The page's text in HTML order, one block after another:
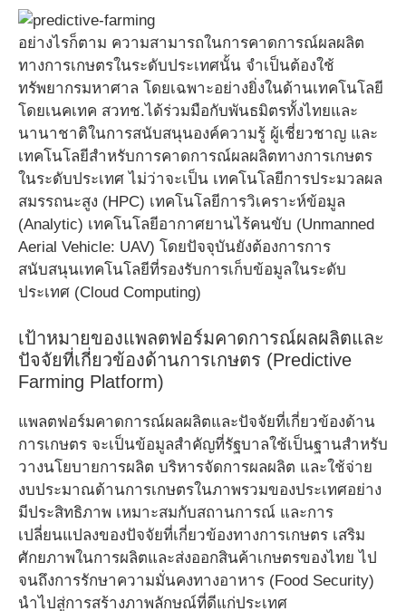
อย่างไรก็ตาม ความสามารถในการคาดการณ์ผลผลิต
ทางการเกษตรในระดับประเทศนั้น จำเป็นต้องใช้
ทรัพยากรมหาศาล โดยเฉพาะอย่างยิ่งในด้านเทคโนโลยี
โดยเนคเทค สวทช.ได้ร่วมมือกับพันธมิตรทั้งไทยและ
นานาชาติในการสนับสนุนองค์ความรู้ ผู้เชี่ยวชาญ และ
เทคโนโลยีสำหรับการคาดการณ์ผลผลิตทางการเกษตร
ในระดับประเทศ ไม่ว่าจะเป็น เทคโนโลยีการประมวลผล
สมรรถนะสูง (HPC) เทคโนโลยีการวิเคราะห์ข้อมูล
(Analytic) เทคโนโลยีอากาศยานไร้คนขับ (Unmanned
Aerial Vehicle: UAV) โดยปัจจุบันยังต้องการการ
สนับสนุนเทคโนโลยีที่รองรับการเก็บข้อมูลในระดับ
ประเทศ (Cloud Computing)
เป้าหมายของแพลตฟอร์มคาดการณ์ผลผลิตและ
ปัจจัยที่เกี่ยวข้องด้านการเกษตร (Predictive
Farming Platform)
แพลตฟอร์มคาดการณ์ผลผลิตและปัจจัยที่เกี่ยวข้องด้าน
การเกษตร จะเป็นข้อมูลสำคัญที่รัฐบาลใช้เป็นฐานสำหรับ
วางนโยบายการผลิต บริหารจัดการผลผลิต และใช้จ่าย
งบประมาณด้านการเกษตรในภาพรวมของประเทศอย่าง
มีประสิทธิภาพ เหมาะสมกับสถานการณ์ และการ
เปลี่ยนแปลงของปัจจัยที่เกี่ยวข้องทางการเกษตร เสริม
ศักยภาพในการผลิตและส่งออกสินค้าเกษตรของไทย ไป
จนถึงการรักษาความมั่นคงทางอาหาร (Food Security)
นำไปสู่การสร้างภาพลักษณ์ที่ดีแก่ประเทศ